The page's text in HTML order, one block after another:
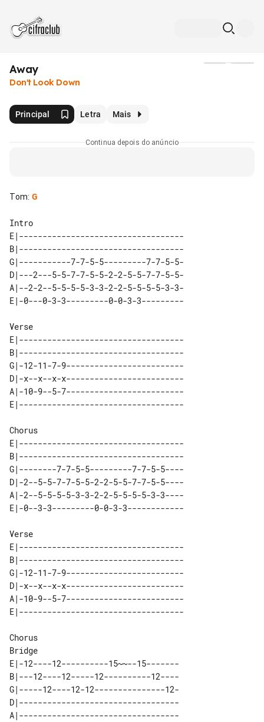
Away
Don't Look Down
Principal Letra Mais
Continua depois do anúncio
Tom: G
E|-----------------------------------
B|-----------------------------------
G|-----------7-7-5-5---------7-7-5-5-
D|---2---5-5-7-7-5-5-2-2-5-5-7-7-5-5-
A|--2-2--5-5-5-5-3-3-2-2-5-5-5-5-3-3-
Verse
E|-----------------------------------
B|-----------------------------------
G|-12-11-7-9-------------------------
D|-x--x--x-x-------------------------
A|-10-9--5-7-------------------------
Chorus
E|-----------------------------------
B|-----------------------------------
G|--------7-7-5-5---------7-7-5-5----
D|-2--5-5-7-7-5-5-2-2-5-5-7-7-5-5----
A|-2--5-5-5-5-3-3-2-2-5-5-5-5-3-3----
Verse
E|-----------------------------------
B|-----------------------------------
G|-12-11-7-9-------------------------
D|-x--x--x-x-------------------------
A|-10-9--5-7-------------------------
Bridge
E|-12----12----------15~~--15-------
B|---12----12-----12----------12----
G|-----12----12-12---------------12-
D|----------------------------------
A|----------------------------------